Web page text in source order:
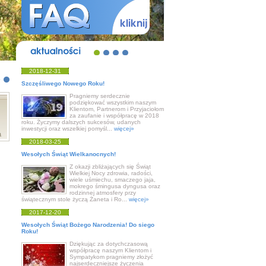
2018-12-31
Szczęśliwego Nowego Roku!
Pragniemy serdecznie
podziękować wszystkim naszym
Klientom, Partnerom i Przyjaciołom
za zaufanie i współpracę w 2018
roku. Życzymy dalszych sukcesów, udanych
inwestycji oraz wszelkiej pomyśl... więcej»
2018-03-25
Wesołych Świąt Wielkanocnych!
Z okazji zbliżających się Świąt
Wielkiej Nocy zdrowia, radości,
wiele uśmiechu, smaczego jaja,
mokrego śmingusa dyngusa oraz
rodzinnej atmosfery przy
świątecznym stole życzą Żaneta i Ro... więcej»
2017-12-20
Wesołych Świąt Bożego Narodzenia! Do siego
Roku!
Dziękując za dotychczasową
współpracę naszym Klientom i
Sympatykom pragniemy złożyć
najserdeczniejsze życzenia